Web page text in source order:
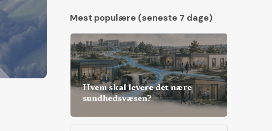
Mest populære (seneste 7 dage)
Hvem skal levere det nære
sundhedsvæsen?